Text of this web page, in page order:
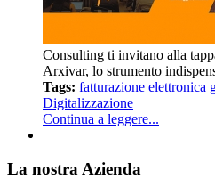
Consulting ti invitano alla
Arxivar, lo strumento
Tags: fatturazione elettronica
Digitalizzazione
Continua a leggere...
La nostra Azienda